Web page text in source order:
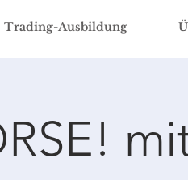
Trading-Ausbildung